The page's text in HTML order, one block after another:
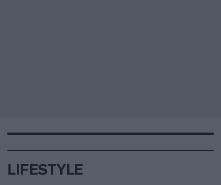
LIFESTYLE